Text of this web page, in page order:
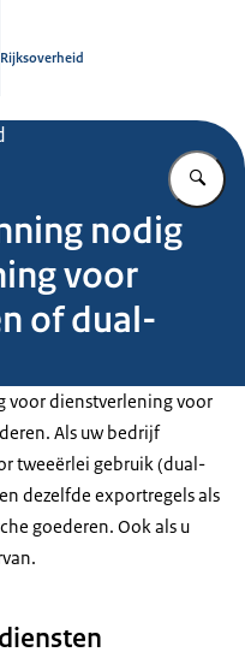
Rijksoverheid
nodig
voor
of dual-
voor dienstverlening voor
Als uw bedrijf
tweeërlei gebruik (dual-
dezelfde exportregels als
goederen. Ook als u